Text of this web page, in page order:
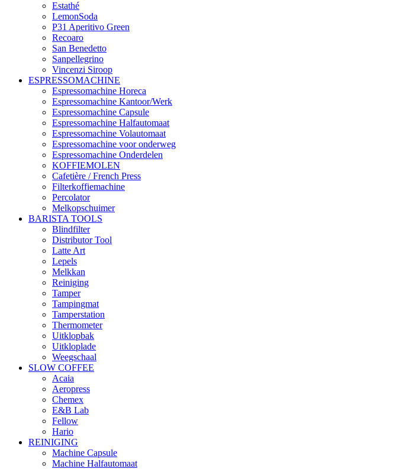
Estathé
LemonSoda
P31 Aperitivo Green
Recoaro
San Benedetto
Sanpellegrino
Vincenzi Siroop
ESPRESSOMACHINE
Espressomachine Horeca
Espressomachine Kantoor/Werk
Espressomachine Capsule
Espressomachine Halfautomaat
Espressomachine Volautomaat
Espressomachine voor onderweg
Espressomachine Onderdelen
KOFFIEMOLEN
Cafetière / French Press
Filterkoffiemachine
Percolator
Melkopschuimer
BARISTA TOOLS
Blindfilter
Distributor Tool
Latte Art
Lepels
Melkkan
Reiniging
Tamper
Tampingmat
Tamperstation
Thermometer
Uitklopbak
Uitkloplade
Weegschaal
SLOW COFFEE
Acaia
Aeropress
Chemex
E&B Lab
Fellow
Hario
REINIGING
Machine Capsule
Machine Halfautomaat